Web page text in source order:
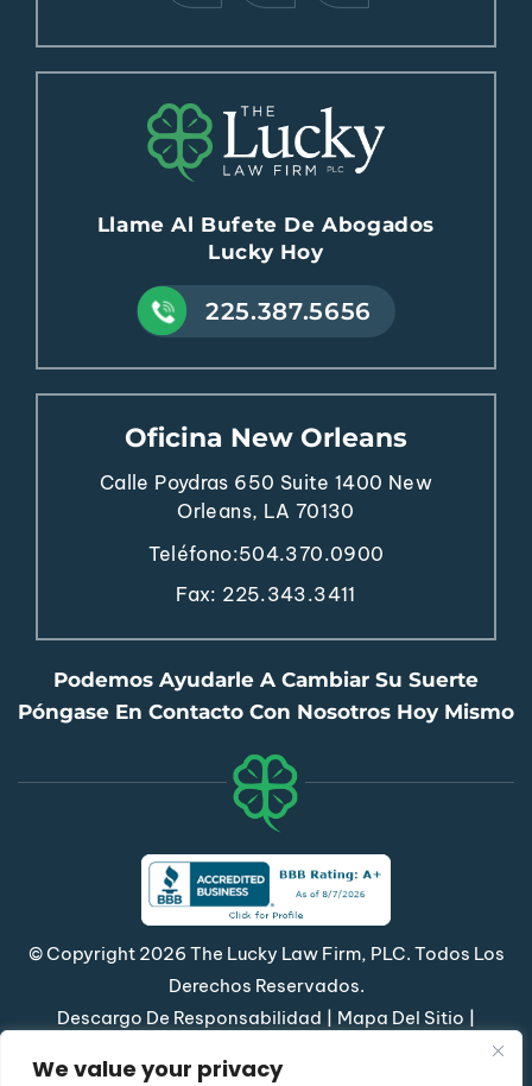
We value your privacy
Llame Al Bufete De Abogados
Lucky Hoy
225.387.5656
Oficina New Orleans
Calle Poydras 650 Suite 1400 New
Orleans, LA 70130
Teléfono:504.370.0900
Fax: 225.343.3411
Podemos Ayudarle A Cambiar Su Suerte
Póngase En Contacto Con Nosotros Hoy Mismo
© Copyright 2026 The Lucky Law Firm, PLC. Todos Los
Derechos Reservados.
Descargo De Responsabilidad | Mapa Del Sitio |